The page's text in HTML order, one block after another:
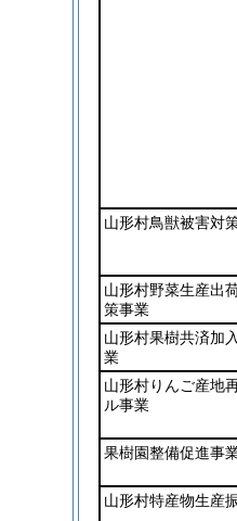
山形村鳥獣被害対
山形村野菜生産出
策事業
山形村果樹共済加
業
山形村りんご産地
ル事業
果樹園整備促進事
山形村特産物生産